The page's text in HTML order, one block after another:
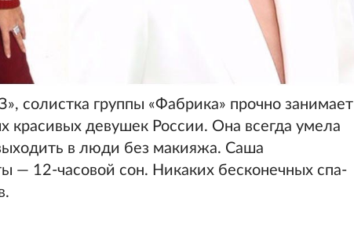
солистка группы «Фабрика» прочно занимает
красивых девушек России. Она всегда умела
в люди без макияжа. Саша
— 12-часовой сон. Никаких бесконечных спа-